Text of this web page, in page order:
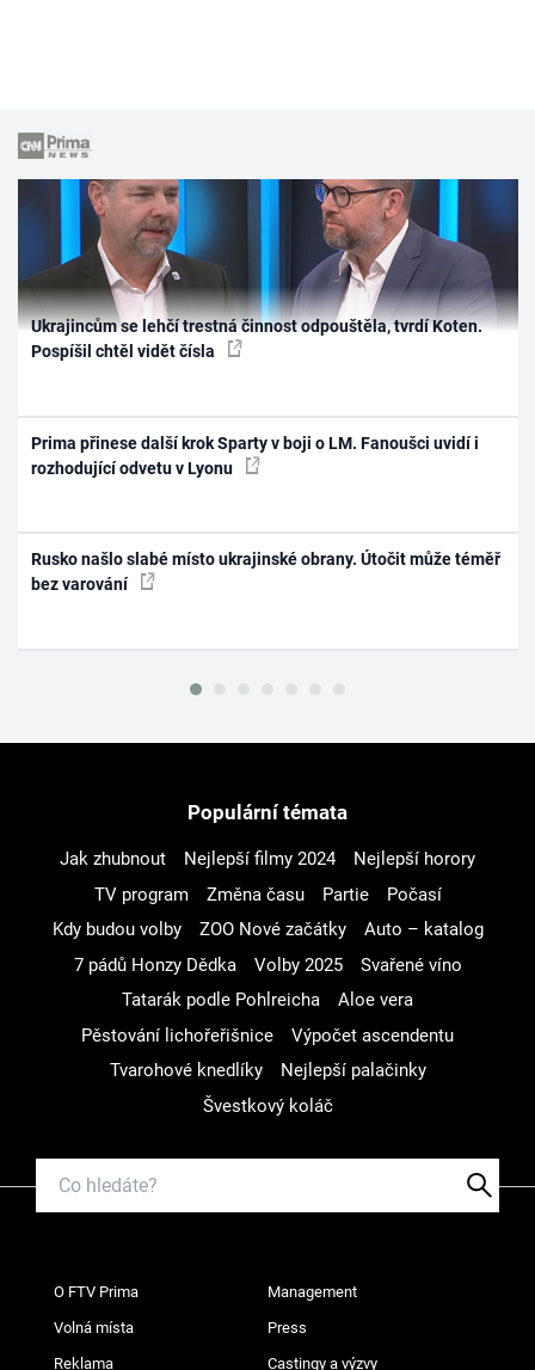
Ukrajincům se lehčí trestná činnost odpouštěla, tvrdí Koten.
Pospíšil chtěl vidět čísla
Prima přinese další krok Sparty v boji o LM. Fanoušci uvidí i
rozhodující odvetu v Lyonu
Rusko našlo slabé místo ukrajinské obrany. Útočit může téměř
bez varování
Populární témata
Jak zhubnout Nejlepší filmy 2024
Nejlepší horory
TV program
Změna času Partie
Počasí
Kdy budou volby
ZOO Nové začátky
Auto – katalog
7 pádů Honzy Dědka
Volby 2025
Svařené víno
Tatarák podle Pohlreicha
Aloe vera
Pěstování lichořeřišnice
Výpočet ascendentu
Tvarohové knedlíky
Nejlepší palačinky
Švestkový koláč
O FTV Prima Management
Volná místa Press
Reklama Castingy a výzvy